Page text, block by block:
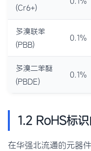
(Cr6+)
多溴联苯
(PBB)
0.1%
多溴二苯醚
(PBDE)
0.1%
1.2 RoHS标
在华强北流通的元器